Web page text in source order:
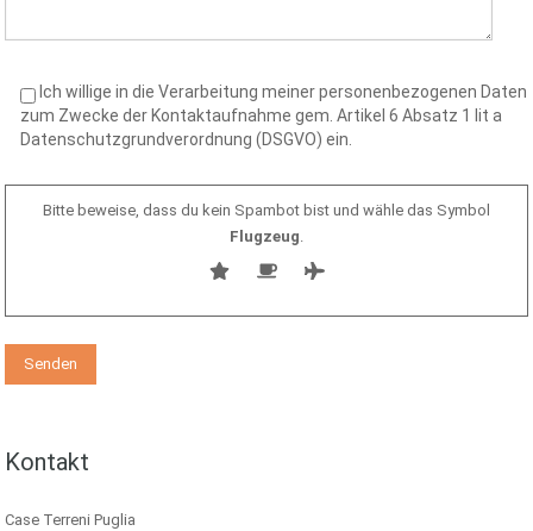
Ich willige in die Verarbeitung meiner personenbezogenen Daten
zum Zwecke der Kontaktaufnahme gem. Artikel 6 Absatz 1 lit a
Datenschutzgrundverordnung (DSGVO) ein.
Bitte beweise, dass du kein Spambot bist und wähle das Symbol
Flugzeug.
Kontakt
Case Terreni Puglia